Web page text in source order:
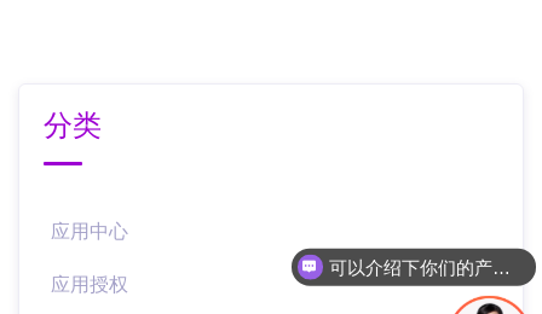
分类
应用中心
应用授权
可以介绍下你们的产品么